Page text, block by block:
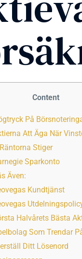
Content
På
Att Äga När
Stiger
Sparkonto
Även:
Kundtjänst
Halvårets Bästa
Som Trendar
Ditt Lösenord